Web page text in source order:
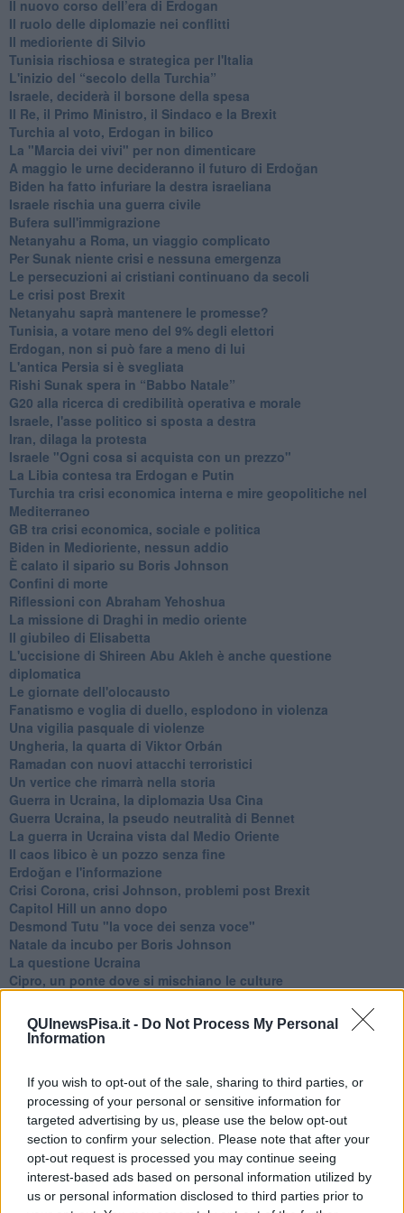
QUInewsPisa.it - Do Not Process My Personal
Information
If you wish to opt-out of the sale, sharing to third parties, or
processing of your personal or sensitive information for
targeted advertising by us, please use the below opt-out
section to confirm your selection. Please note that after your
opt-out request is processed you may continue seeing
interest-based ads based on personal information utilized by
us or personal information disclosed to third parties prior to
​Il nuovo corso dell’era di Erdogan
Il ruolo delle diplomazie nei conflitti
Il medioriente di Silvio
Tunisia rischiosa e strategica per l'Italia
L'inizio del “secolo della Turchia”
Israele, deciderà il borsone della spesa
Il Re, il Primo Ministro, il Sindaco e la Brexit
Turchia al voto, Erdogan in bilico
La "Marcia dei vivi" per non dimenticare
A maggio le urne decideranno il futuro di Erdoğan
Biden ha fatto infuriare la destra israeliana
Israele rischia una guerra civile
Bufera sull'immigrazione
Netanyahu a Roma, un viaggio complicato
Per Sunak niente crisi e nessuna emergenza
Le persecuzioni ai cristiani continuano da secoli
Le crisi post Brexit
Netanyahu saprà mantenere le promesse?
Tunisia, a votare meno del 9% degli elettori
Erdogan, non si può fare a meno di lui
L'antica Persia si è svegliata
Rishi Sunak spera in “Babbo Natale”
G20 alla ricerca di credibilità operativa e morale
Israele, l'asse politico si sposta a destra
Iran, dilaga la protesta
Israele "Ogni cosa si acquista con un prezzo"
La Libia contesa tra Erdogan e Putin
Turchia tra crisi economica interna e mire geopolitiche nel
Mediterraneo
GB tra crisi economica, sociale e politica
Biden in Medioriente, nessun addio
È calato il sipario su Boris Johnson
Confini di morte
Riflessioni con Abraham Yehoshua
La missione di Draghi in medio oriente
Il giubileo di Elisabetta
L'uccisione di Shireen Abu Akleh è anche questione
diplomatica
Le giornate dell'olocausto
Fanatismo e voglia di duello, esplodono in violenza
Una vigilia pasquale di violenze
Ungheria, la quarta di Viktor Orbán
Ramadan con nuovi attacchi terroristici
Un vertice che rimarrà nella storia
Guerra in Ucraina, la diplomazia Usa Cina
Guerra Ucraina, la pseudo neutralità di Bennet
La guerra in Ucraina vista dal Medio Oriente
​Il caos libico è un pozzo senza fine
Erdoğan e l'informazione
Crisi Corona, crisi Johnson, problemi post Brexit
Capitol Hill un anno dopo
Desmond Tutu "la voce dei senza voce"
Natale da incubo per Boris Johnson
La questione Ucraina
Cipro, un ponte dove si mischiano le culture
La questione israelo-palestinese ignorata dal G20
Erdogan continua a sfidare l'Occidente
L'AUKUS e il Quad
Biden, primo presidente USA non in guerra
Papa Bergoglio vedrà Viktor Orbán
Bennet, un giorno in attesa di Biden
Il ritorno dei talebani
​La lenta agonia del Libano
Sudafrica, è allarme alimentare